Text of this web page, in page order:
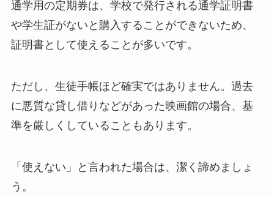
通学用の定期券は、学校で発行される通学証明書
や学生証がないと購入することができないため、
証明書として使えることが多いです。
ただし、生徒手帳ほど確実ではありません。過去
に悪質な貸し借りなどがあった映画館の場合、基
準を厳しくしていることもあります。
「使えない」と言われた場合は、潔く諦めましょ
う。